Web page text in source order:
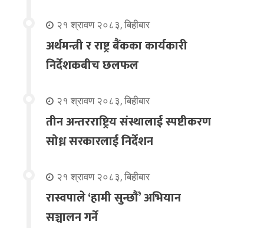
२१ श्रावण २०८३, बिहीबार
अर्थमन्त्री र राष्ट्र बैंकका कार्यकारी
निर्देशकबीच छलफल
२१ श्रावण २०८३, बिहीबार
तीन अन्तरराष्ट्रिय संस्थालाई स्पष्टीकरण
सोध्न सरकारलाई निर्देशन
२१ श्रावण २०८३, बिहीबार
रास्वपाले ‘हामी सुन्छौँ’ अभियान
सञ्चालन गर्ने